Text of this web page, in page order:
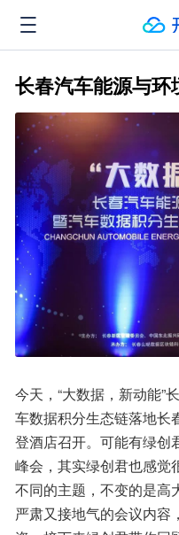
长春汽车能源与环
今天，“大数据，新动能”
车数据积分生态链落地长
登酒店召开。可能有绿创
峰会，其实绿创君也感觉
不同的主题，不变的是高
严肃又接地气的会议内